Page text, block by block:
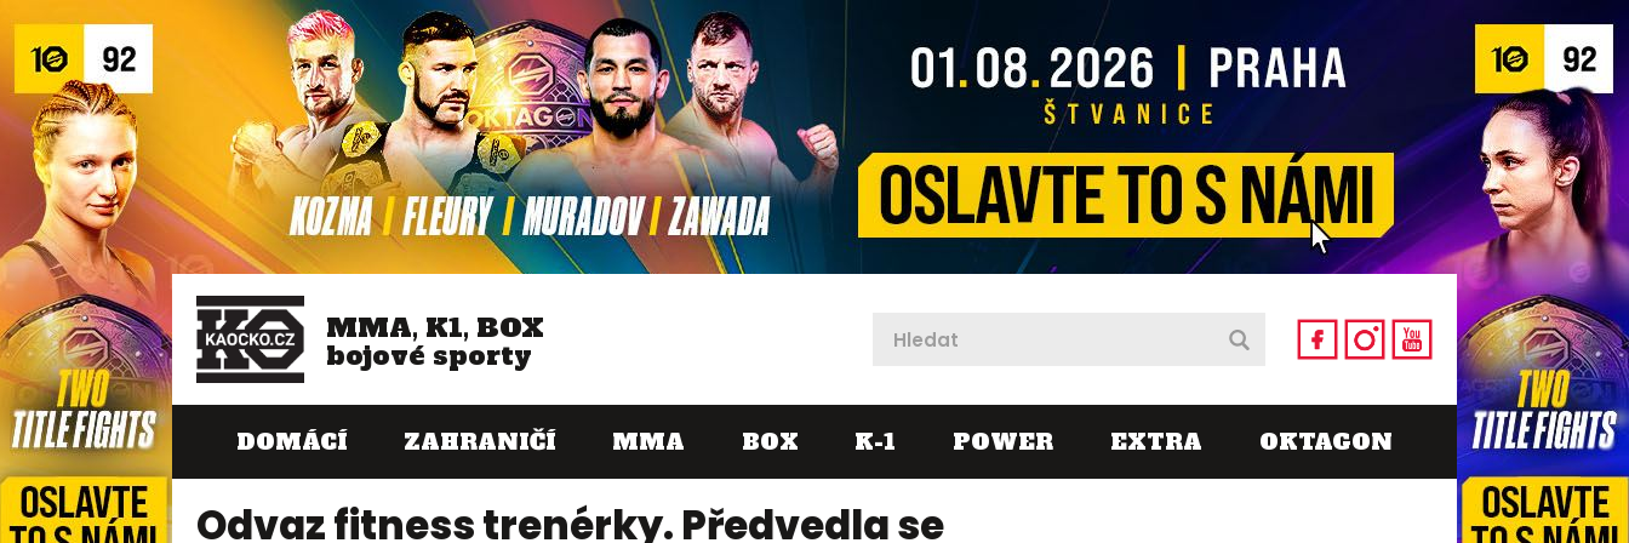
MMA, K1, BOX
bojové sporty
DOMÁCÍ ZAHRANIČÍ MMA BOX K-1 POWER EXTRA OKTAGON
Odvaz fitness trenérky. Předvedla se